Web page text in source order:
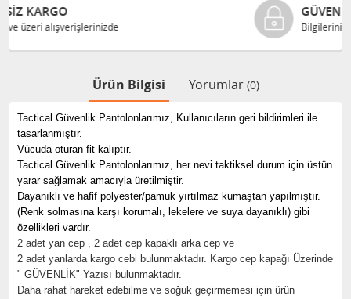
Bilgileriniz 128 Bit SSL ile güvende
Ürün Bilgisi Yorumlar (0)
Tactical Güvenlik Pantolonlarımız, Kullanıcıların geri bildirimleri ile
tasarlanmıştır.
Vücuda oturan fit kalıptır.
Tactical Güvenlik Pantolonlarımız, her nevi taktiksel durum için üstün
yarar sağlamak amacıyla üretilmiştir.
Dayanıklı ve hafif polyester/pamuk yırtılmaz kumaştan yapılmıştır.
(Renk solmasına karşı korumalı, lekelere ve suya dayanıklı) gibi
özellikleri vardır.
2 adet yan cep , 2 adet cep kapaklı arka cep ve
2 adet yanlarda kargo cebi bulunmaktadır. Kargo cep kapağı Üzerinde
" GÜVENLİK" Yazısı bulunmaktadır.
Daha rahat hareket edebilme ve soğuk geçirmemesi için ürün